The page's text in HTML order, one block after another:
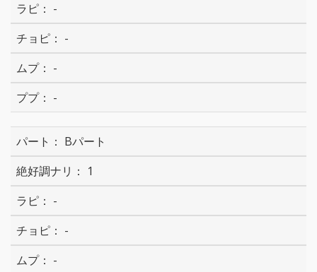
-
-
-
-
Bパート
1
-
-
-